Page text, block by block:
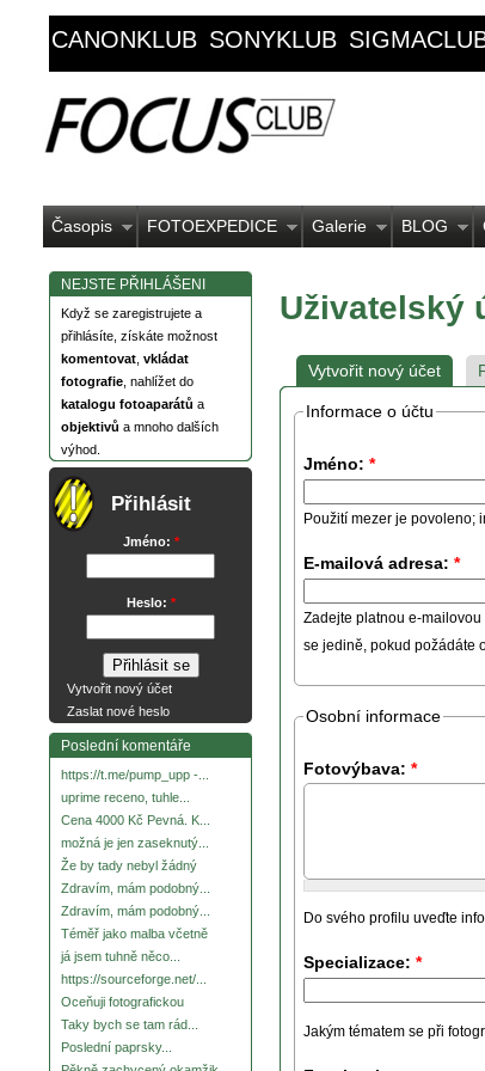
CANONKLUB SONYKLUB
Časopis FOTOEXPEDICE Galerie BLOG
NEJSTE PŘIHLÁŠENI
Když se zaregistrujete a
přihlásíte, získáte možnost
komentovat vkládat
fotografie , nahlížet do
katalogu fotoaparátů a
objektivů a mnoho dalších
výhod.
Přihlásit
Jméno: *
Heslo: *
Vytvořit nový účet
Zaslat nové heslo
Poslední komentáře
https://t.me/pump_upp -...
uprime receno, tuhle...
Cena 4000 Kč Pevná. K...
možná je jen zaseknutý...
Že by tady nebyl žádný
Zdravím, mám podobný...
Zdravím, mám podobný...
Téměř jako malba včetně
já jsem tuhně něco...
https://sourceforge.net/...
Oceňuji fotografickou
Taky bych se tam rád...
Poslední paprsky...
Uživatelský
Vytvořit nový účet
Informace o účtu
Jméno: *
Použití mezer je povoleno;
E-mailová adresa: *
Zadejte platnou e-
se jedině, pokud požádáte
Osobní informace
Fotovýbava: *
Do svého profilu uveďte
Specializace: *
Jakým tématem se při